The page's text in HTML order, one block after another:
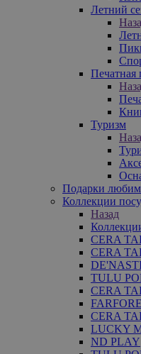
Летний
Печатная
Туризм
Подарки
Коллекции
Назад
CERA
CERA
TULU
CERA
CERA
LUCKY
ND PLAY